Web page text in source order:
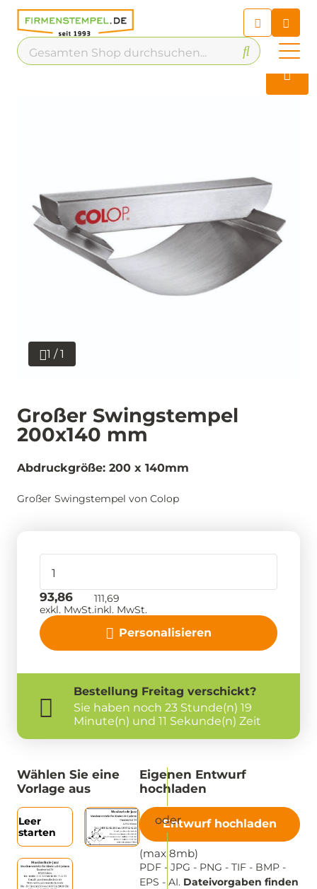
Chatbot
Chatten Sie 24/7 mit unserem
hilfreichen Chatbot
Kontakt
1 / 1
Großer Swingstempel
200x140 mm
Abdruckgröße: 200 x 140mm
Großer Swingstempel von Colop
Personalisieren
93,86
exkl. MwSt.
111,69
inkl. MwSt.
Bestellung Freitag verschickt?
Sie haben noch 23 Stunde(n) 19
Minute(n) und 11 Sekunde(n) Zeit
Wählen Sie eine
Vorlage aus
Leer
starten
Eigenen Entwurf
hochladen
Entwurf hochladen
(max 8mb)
PDF - JPG - PNG - TIF - BMP -
EPS - AI. Dateivorgaben finden